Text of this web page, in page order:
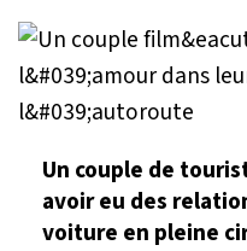
Un couple de
avoir eu des
voiture en pleine